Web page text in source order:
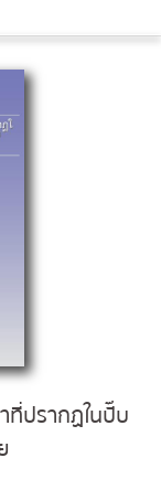
ที่ปรากฏในปั๊บ